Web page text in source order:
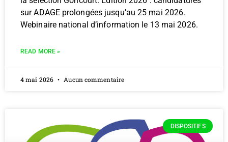
sur ADAGE prolongées jusqu’au 25 mai 2026.
Webinaire national d’information le 13 mai 2026.
READ MORE »
4 mai 2026 Aucun commentaire
DISPOSITIFS